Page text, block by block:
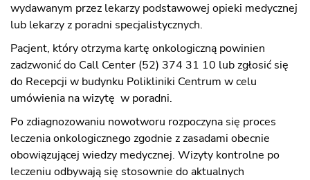
wydawanym przez lekarzy podstawowej opieki medycznej
lub lekarzy z poradni specjalistycznych.
Pacjent, który otrzyma kartę onkologiczną powinien
zadzwonić do Call Center (52) 374 31 10 lub zgłosić się
do Recepcji w budynku Polikliniki Centrum w celu
umówienia na wizytę w poradni.
Po zdiagnozowaniu nowotworu rozpoczyna się proces
leczenia onkologicznego zgodnie z zasadami obecnie
obowiązującej wiedzy medycznej. Wizyty kontrolne po
leczeniu odbywają się stosownie do aktualnych